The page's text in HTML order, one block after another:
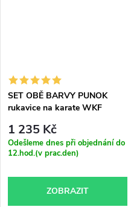
SET OBĚ BARVY PUNOK
rukavice na karate WKF
1 235 Kč
Odešleme dnes při objednání do
12.hod.(v prac.den)
ZOBRAZIT